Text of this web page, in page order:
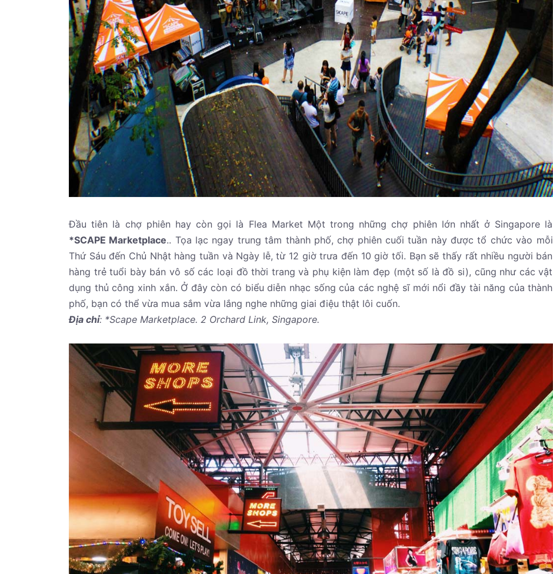
Đầu tiên là chợ phiên hay còn gọi là Flea Market Một trong những chợ phiên lớn nhất ở Singapore là
*SCAPE Marketplace.. Tọa lạc ngay trung tâm thành phố, chợ phiên cuối tuần này được tổ chức vào mỗi
Thứ Sáu đến Chủ Nhật hàng tuần và Ngày lễ, từ 12 giờ trưa đến 10 giờ tối. Bạn sẽ thấy rất nhiều người bán
hàng trẻ tuổi bày bán vô số các loại đồ thời trang và phụ kiện làm đẹp (một số là đồ si), cũng như các vật
dụng thủ công xinh xắn. Ở đây còn có biểu diễn nhạc sống của các nghệ sĩ mới nổi đầy tài năng của thành
phố, bạn có thể vừa mua sắm vừa lắng nghe những giai điệu thật lôi cuốn.
Địa chỉ: *Scape Marketplace. 2 Orchard Link, Singapore.